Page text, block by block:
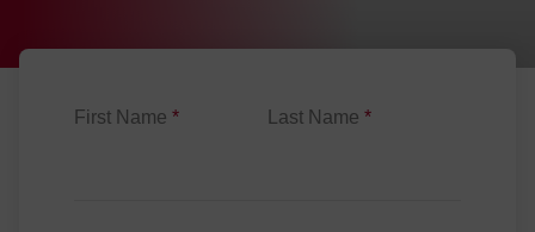
First Name* Last Name *